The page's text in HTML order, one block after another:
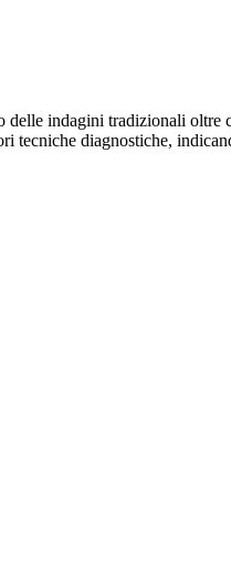
indagini tradizionali
diagnostiche,